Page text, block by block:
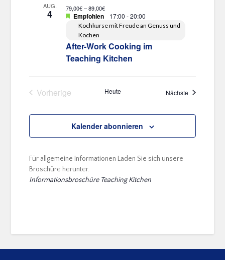
AUG.
4
After-Work Cooking im
Teaching Kitchen
Empfohlen 17:00-20:00
Kochkurse mit Freude an Genuss und
Kochen
79,00€ – 89,00€
Vorherige
Heute Nächste
Kalender abonnieren
Für allgemeine Informationen Laden Sie sich unsere
Broschüre herunter.
Informationsbroschüre Teaching Kitchen